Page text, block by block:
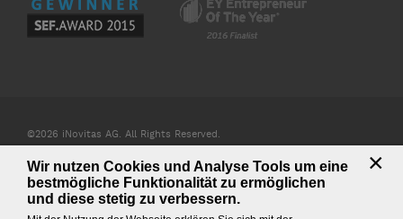
©2026 iNovitas AG. All Rights Reserved.
AGB iNovitas AG
AGB iNovitas Deutschland GmbH
Impressum & Datenschutz
Downloads
Wir nutzen Cookies und Analyse Tools um eine
bestmögliche Funktionalität zu ermöglichen
und diese stetig zu verbessern.
×